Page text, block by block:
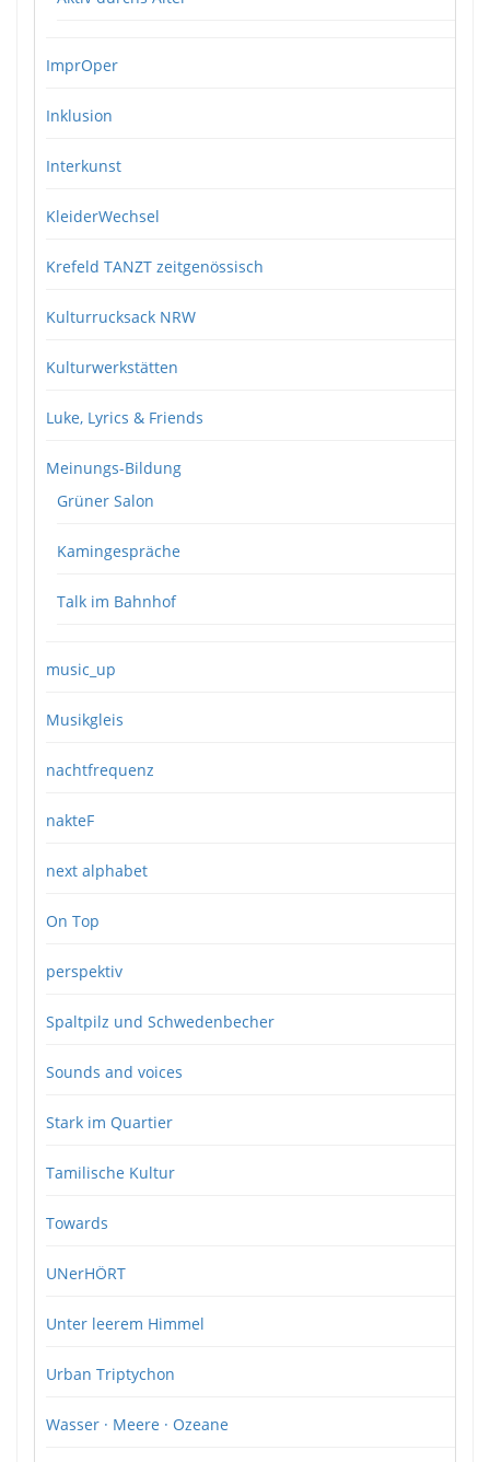
ImprOper
Inklusion
Interkunst
KleiderWechsel
Krefeld TANZT zeitgenössisch
Kulturrucksack NRW
Kulturwerkstätten
Luke, Lyrics & Friends
Meinungs-Bildung
Grüner Salon
Kamingespräche
Talk im Bahnhof
music_up
Musikgleis
nachtfrequenz
nakteF
next alphabet
On Top
perspektiv
Spaltpilz und Schwedenbecher
Sounds and voices
Stark im Quartier
Tamilische Kultur
Towards
UNerHÖRT
Unter leerem Himmel
Urban Triptychon
Wasser · Meere · Ozeane